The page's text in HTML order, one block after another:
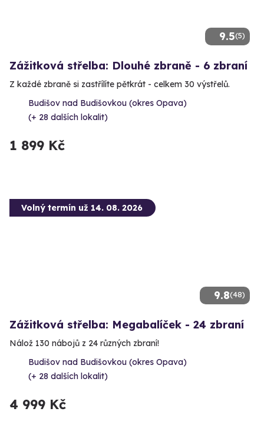
9.5(5)
Zážitková střelba: Dlouhé zbraně - 6 zbraní
Z každé zbraně si zastřílíte pětkrát - celkem 30 výstřelů.
Budišov nad Budišovkou (okres Opava)
(+ 28 dalších lokalit)
1 899 Kč
9.8(48)
Volný termín už 14. 08. 2026
Zážitková střelba: Megabalíček - 24 zbraní
Nálož 130 nábojů z 24 různých zbraní!
Budišov nad Budišovkou (okres Opava)
(+ 28 dalších lokalit)
4 999 Kč